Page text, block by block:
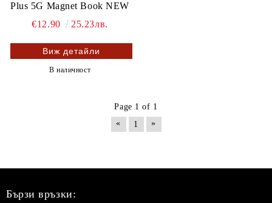
Plus 5G Magnet Book NEW
€12.90
25.23лв.
Виж детайли
В наличност
Page 1 of 1
«
1 »
Бързи връзки: